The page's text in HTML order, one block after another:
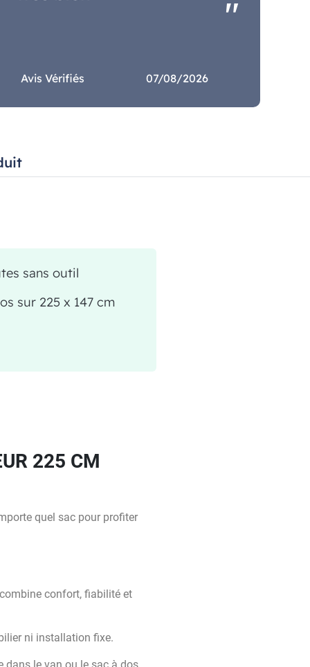
Avis Vérifiés 07/08/2026
sans outil
sur 225 x 147 cm
225 CM
quel sac pour profiter
confort, fiabilité et
ni installation fixe.